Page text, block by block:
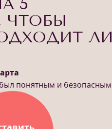
5
ЧТОБЫ
понятным и безопасным